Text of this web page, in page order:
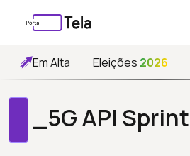
Em Alta Eleições 2026
_5G API Sprint